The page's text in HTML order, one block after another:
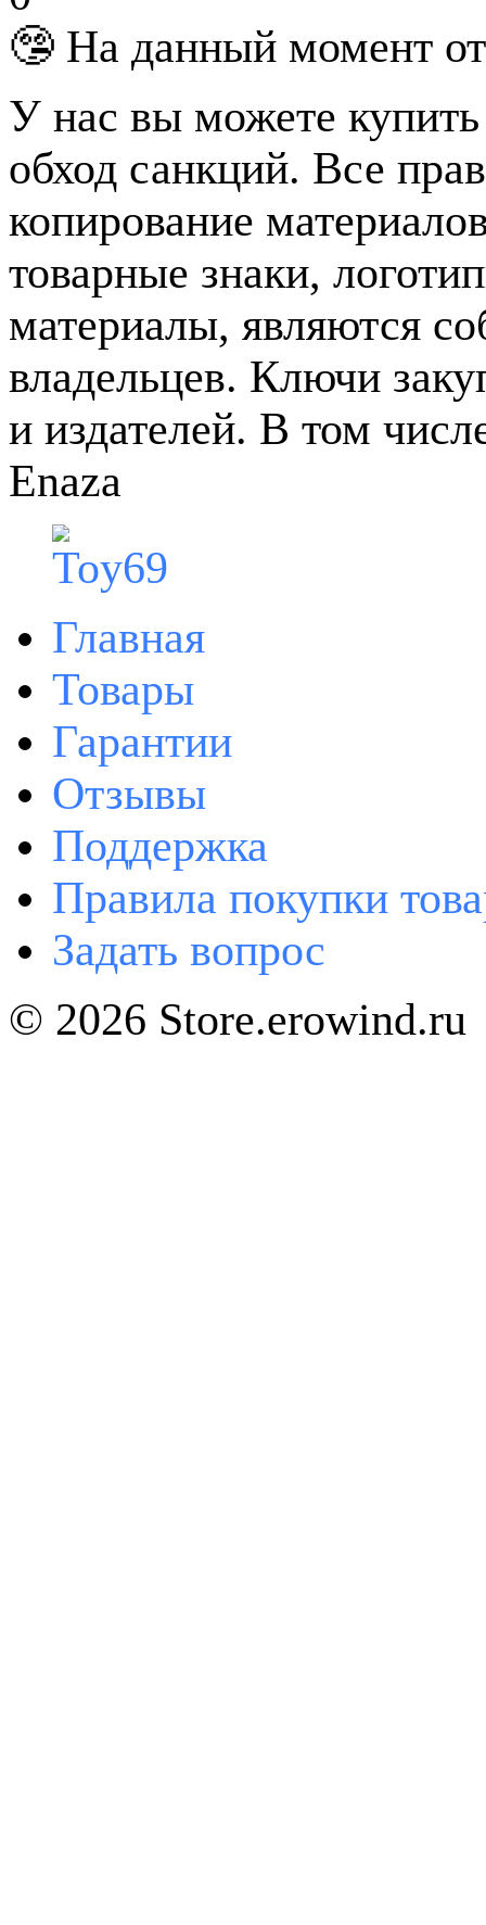
🤥 На данный момент
У нас вы можете
обход санкций. Все
копирование
товарные знаки,
материалы, являются
владельцев. Ключи
и издателей. В том
Enaza
Главная
Товары
Гарантии
Отзывы
Поддержка
Правила покупки
Задать вопрос
© 2026 Store.erowind.ru